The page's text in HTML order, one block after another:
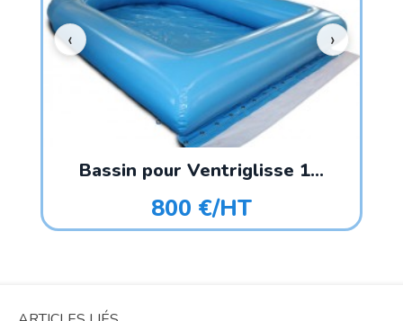
Bassin pour Ventriglisse 1...
800 €/HT